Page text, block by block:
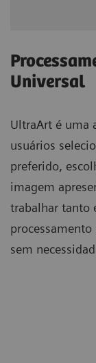
Universal​
UltraArt é uma
usuários
preferido,
imagem
trabalhar tanto
sem